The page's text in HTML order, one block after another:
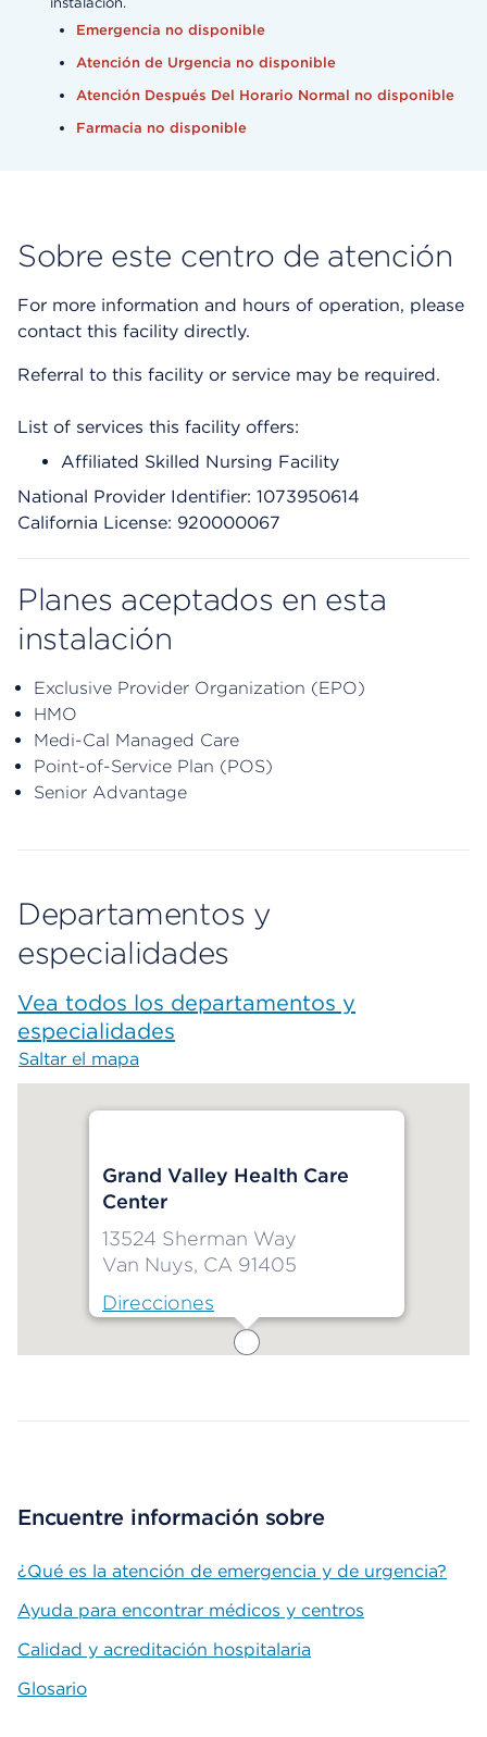
Emergencia no disponible
Atención de Urgencia no disponible
Atención Después Del Horario Normal no disponible
Farmacia no disponible
Sobre este centro de atención
For more information and hours of operation, please
contact this facility directly.
Referral to this facility or service may be required.
List of services this facility offers:
Affiliated Skilled Nursing Facility
National Provider Identifier: 1073950614
California License: 920000067
Planes aceptados en esta
instalación
Exclusive Provider Organization (EPO)
HMO
Medi-Cal Managed Care
Point-of-Service Plan (POS)
Senior Advantage
Departamentos y
especialidades
Vea todos los departamentos y
especialidades
Saltar el mapa
Grand Valley Health Care
Center
13524 Sherman Way
Van Nuys, CA 91405
Direcciones
Encuentre información sobre
¿Qué es la atención de emergencia y de urgencia?
Ayuda para encontrar médicos y centros
Calidad y acreditación hospitalaria
Glosario